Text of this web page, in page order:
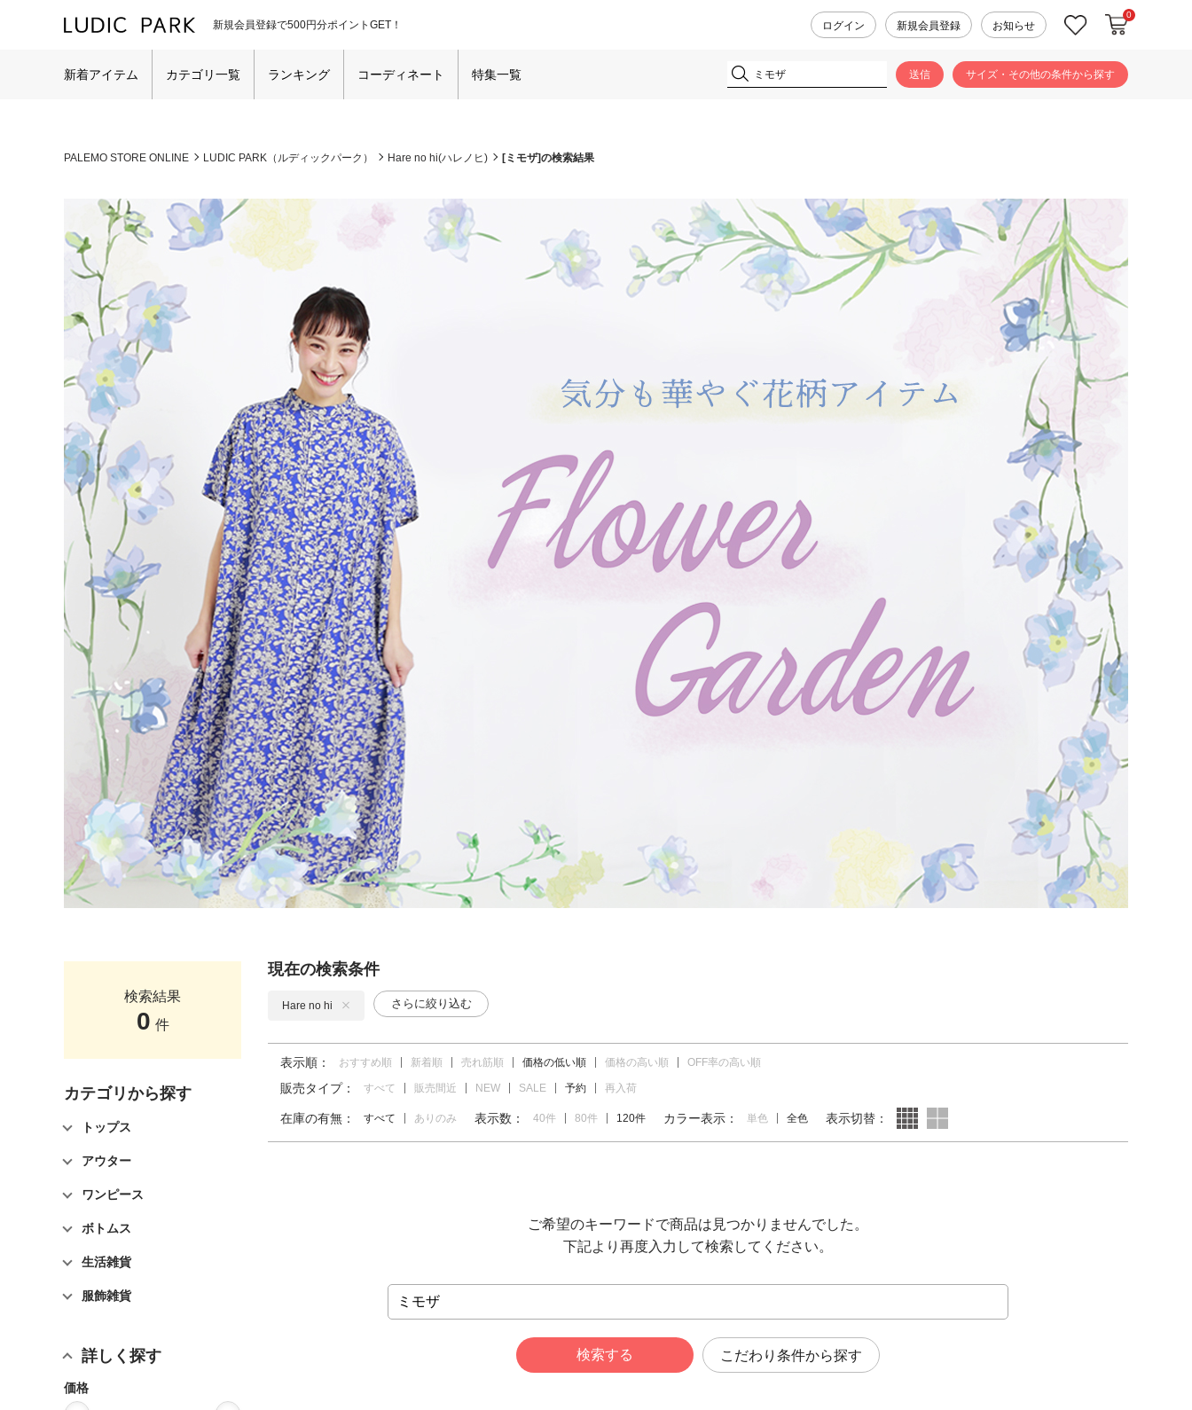
新規会員登録で500円分ポイントGET！ ログイン 新規会員登録 お知らせ お気に入りカートに入
0
新着アイテム カテゴリ一覧 ランキング コーディネート 特集一覧 サイズ・その他の条件から探す
PALEMO STORE ONLINE LUDIC PARK（ルディックパーク） Hare no hi(ハレノヒ) [ミモザ]の検索結果
検索結果
0 件
カテゴリから探す
トップス
アウター
ワンピース
ボトムス
生活雑貨
服飾雑貨
詳しく探す
価格
現在の検索条件
Hare no hi さらに絞り込む
表示順： おすすめ順 新着順 売れ筋順 価格の低い順 価格の高い順 OFF率の高い順
販売タイプ： すべて 販売間近 NEW SALE 予約 再入荷
在庫の有無： すべて ありのみ 表示数： 40件 80件 120件 カラー表示： 単色 全色 表示切替：
ご希望のキーワードで商品は見つかりませんでした。
下記より再度入力して検索してください。
こだわり条件から探す